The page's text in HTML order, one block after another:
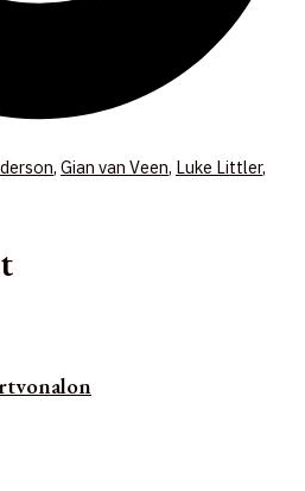
, Gian van Veen, Luke Littler,